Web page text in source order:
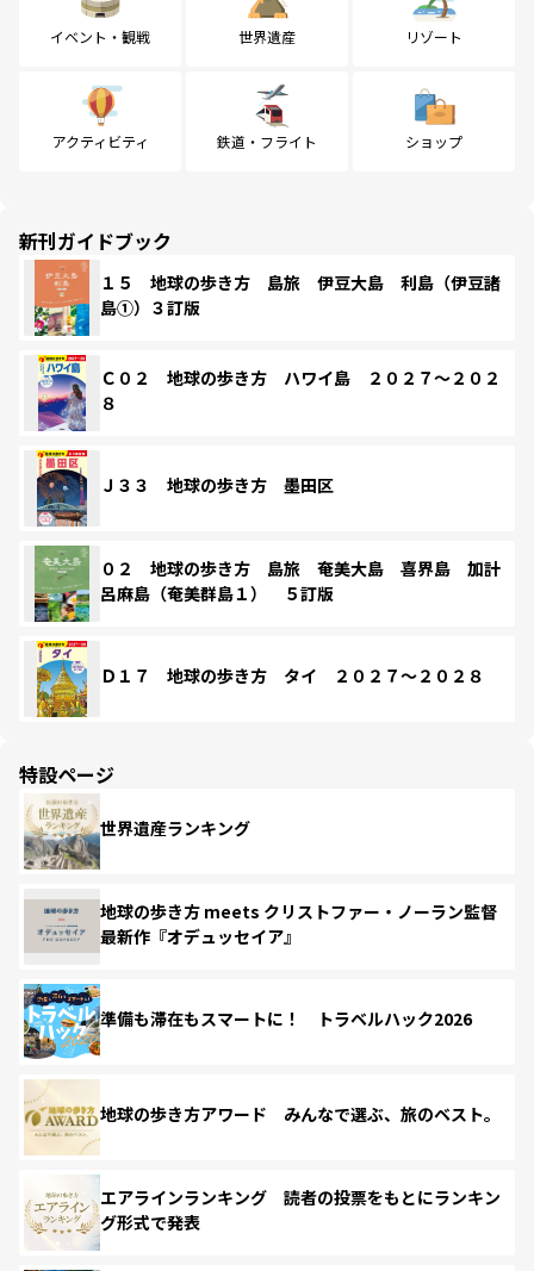
イベント・観戦 世界遺産 リゾート
アクティビティ 鉄道・フライト ショップ
新刊ガイドブック
１５ 地球の歩き方 島旅 伊豆大島 利島（伊豆諸
島①）３訂版
Ｃ０２ 地球の歩き方 ハワイ島 ２０２７～２０２
８
Ｊ３３ 地球の歩き方 墨田区
０２ 地球の歩き方 島旅 奄美大島 喜界島 加計
呂麻島（奄美群島１） ５訂版
Ｄ１７ 地球の歩き方 タイ ２０２７～２０２８
特設ページ
世界遺産ランキング
地球の歩き方 meets クリストファー・ノーラン監督
最新作『オデュッセイア』
準備も滞在もスマートに！ トラベルハック2026
地球の歩き方アワード みんなで選ぶ、旅のベスト。
エアラインランキング 読者の投票をもとにランキン
グ形式で発表